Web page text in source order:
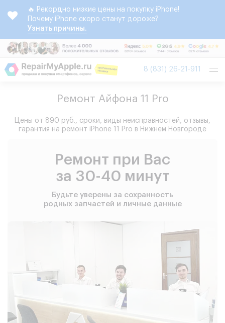
🔥 Рекордно низкие цены на покупку iPhone!
Почему iPhone скоро станут дороже?
Узнать причины.
8 (831) 26-21-911
Ремонт Айфона 11 Pro
Цены от 890 руб., сроки, виды неисправностей, отзывы,
гарантия на ремонт iPhone 11 Pro в Нижнем Новгороде
Ремонт при Вас
за 30-40 минут
Будьте уверены за сохранность
родных запчастей и личные данные